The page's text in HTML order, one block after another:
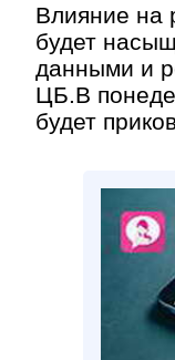
Влияние на
будет
данными и
ЦБ.В
будет
Контакт»